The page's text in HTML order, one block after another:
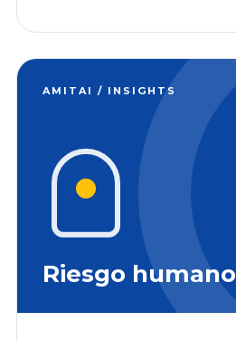
AMITAI / INSIGHTS
Riesgo humano